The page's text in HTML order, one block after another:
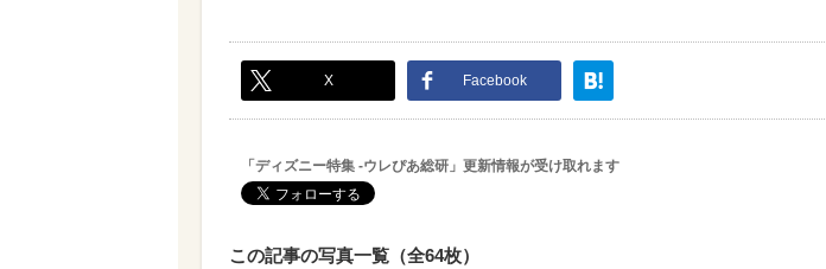
X Facebook
「ディズニー特集 -ウレぴあ総研」更新情報が受け取れます
この記事の写真一覧（全64枚）